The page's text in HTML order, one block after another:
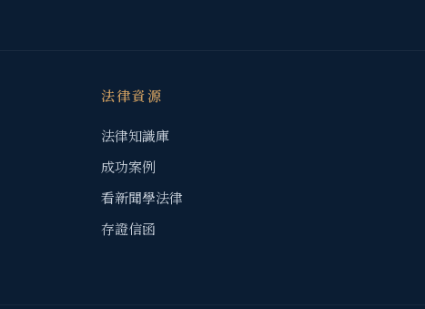
法律資源
法律知識庫
成功案例
看新聞學法律
存證信函